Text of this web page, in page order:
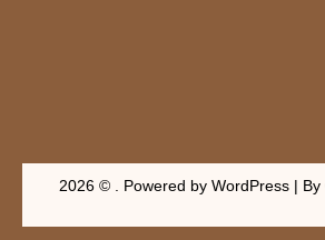
2026 © . Powered by WordPress | By